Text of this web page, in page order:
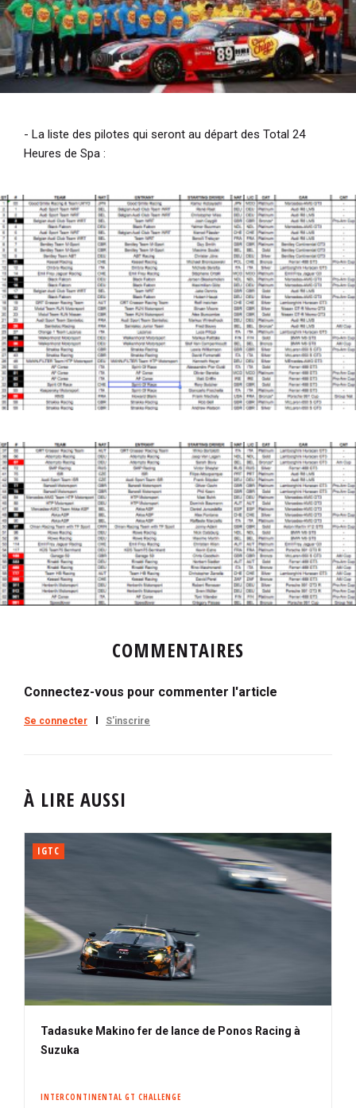
- La liste des pilotes qui seront au départ des Total 24
Heures de Spa :
COMMENTAIRES
Connectez-vous pour commenter l'article
Se connecter S'inscrire
À LIRE AUSSI
IGTC
Tadasuke Makino fer de lance de Ponos Racing à
Suzuka
INTERCONTINENTAL GT CHALLENGE